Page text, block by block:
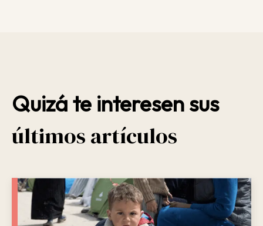
Quizá te interesen sus
últimos artículos